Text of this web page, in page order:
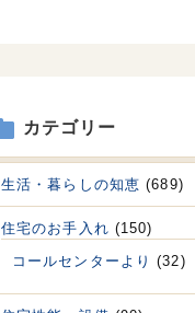
カテゴリー
生活・暮らしの知恵 (689)
住宅のお手入れ (150)
コールセンターより (32)